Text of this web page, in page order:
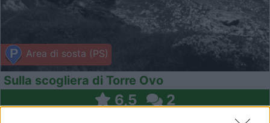
Area di sosta (PS)
Sulla scogliera di Torre Ovo
6,5 2